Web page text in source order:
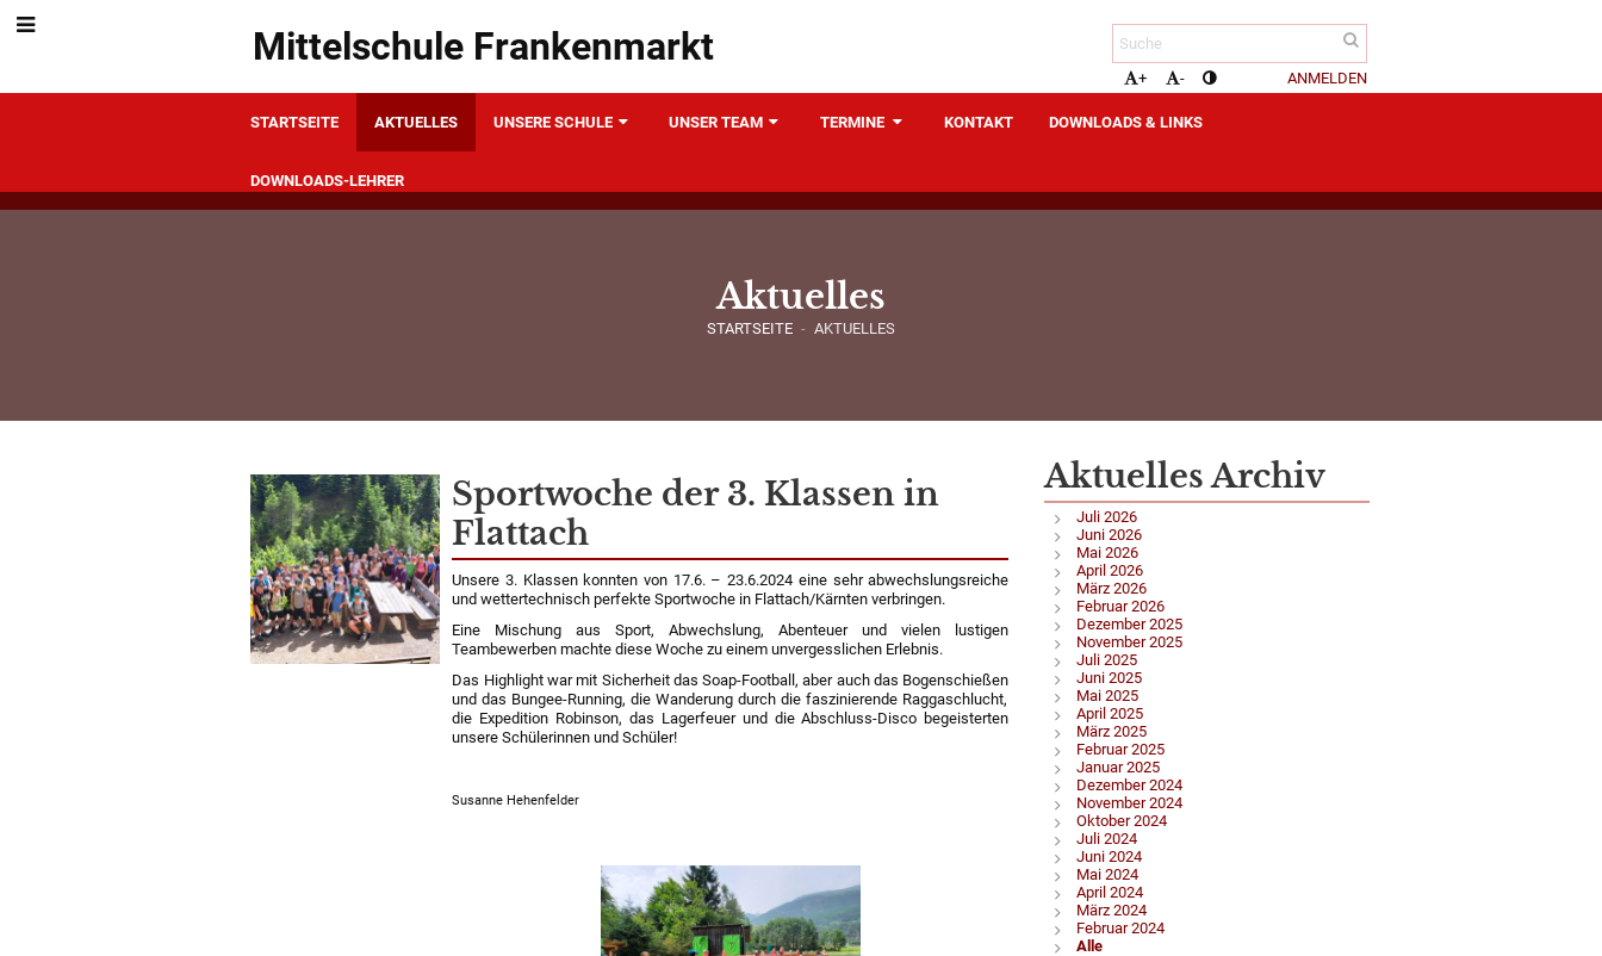
Mittelschule Frankenmarkt
+ - ANMELDEN
STARTSEITE AKTUELLES UNSERE SCHULE UNSER TEAM TERMINE KONTAKT DOWNLOADS & LINKS
DOWNLOADS-LEHRER
Aktuelles
STARTSEITE - AKTUELLES
Aktuelles
Sportwoche der 3. Klassen in
Flattach
Unsere 3. Klassen konnten von 17.6. – 23.6.2024 eine sehr abwechslungsreiche
und wettertechnisch perfekte Sportwoche in Flattach/Kärnten verbringen.
Eine Mischung aus Sport, Abwechslung, Abenteuer und vielen lustigen
Teambewerben machte diese Woche zu einem unvergesslichen Erlebnis.
Das Highlight war mit Sicherheit das Soap-Football, aber auch das Bogenschießen
und das Bungee-Running, die Wanderung durch die faszinierende Raggaschlucht,
die Expedition Robinson, das Lagerfeuer und dieAbschluss-Disco begeisterten
unsere Schülerinnen und Schüler!
Susanne Hehenfelder
Aktuelles Archiv
Juli 2026
Juni 2026
Mai 2026
April 2026
März 2026
Februar 2026
Dezember 2025
November 2025
Juli 2025
Juni 2025
Mai 2025
April 2025
März 2025
Februar 2025
Januar 2025
Dezember 2024
November 2024
Oktober 2024
Juli 2024
Juni 2024
Mai 2024
April 2024
März 2024
Februar 2024
Alle